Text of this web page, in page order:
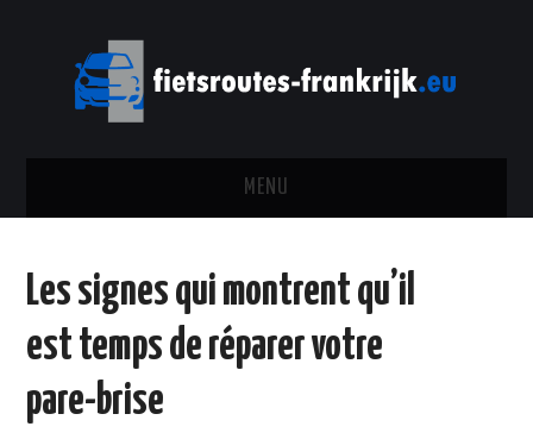
MENU
TOURNOIS
Les signes qui montrent qu’il
est temps de réparer votre
pare-brise